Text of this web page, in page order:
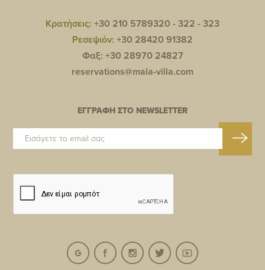
Κρατήσεις: +30 210 5789320 -322 -323
Ρεσεψιόν: +30 28420 91382
Φαξ: +30 28970 24827
reservations@mala-villa.com
ΕΓΓΡΑΦΗ ΣΤΟ NEWSLETTER